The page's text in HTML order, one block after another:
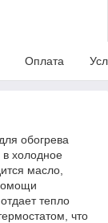
Оплата
обогрева
холодное
масло,
тепло
что